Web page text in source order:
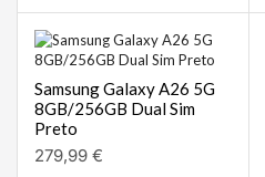
Samsung Galaxy A26 5G
8GB/256GB Dual Sim
Preto
279,99 €